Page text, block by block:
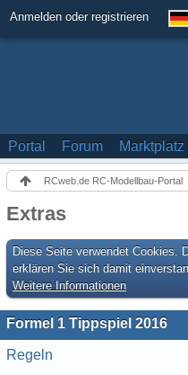
Anmelden oder registrieren
Portal Forum Marktplatz
RCweb.de RC-Modellbau-Portal
Extras
Diese Seite verwendet Cookies.
erklären Sie sich damit
Weitere Informationen
Formel 1 Tippspiel 2016
Regeln